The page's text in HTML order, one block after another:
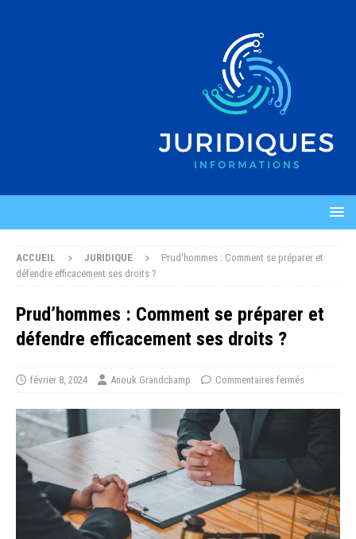
ACCUEIL JURIDIQUE
Prud’hommes : Comment se préparer et
défendre efficacement ses droits ?
Prud’hommes : Comment se préparer et
défendre efficacement ses droits ?
février 8, 2024 Anouk Grandchamp Commentaires fermés